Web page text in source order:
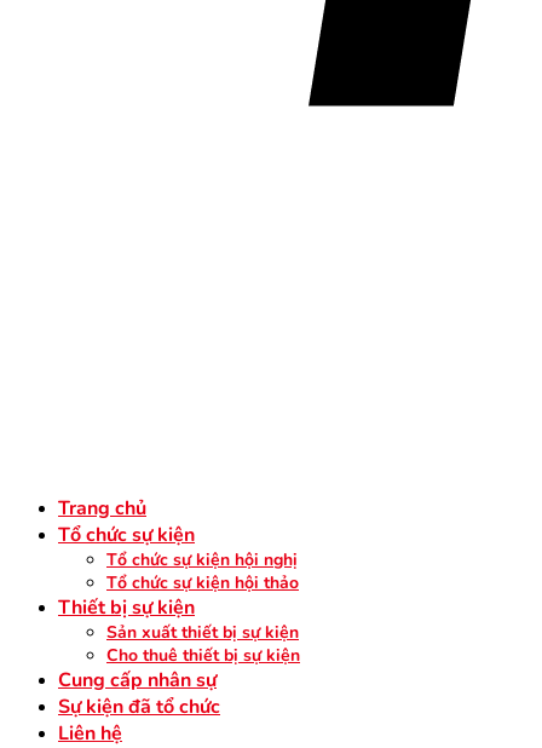
Trang chủ
Tổ chức sự kiện
Tổ chức sự kiện hội nghị
Tổ chức sự kiện hội thảo
Thiết bị sự kiện
Sản xuất thiết bị sự kiện
Cho thuê thiết bị sự kiện
Cung cấp nhân sự
Sự kiện đã tổ chức
Liên hệ